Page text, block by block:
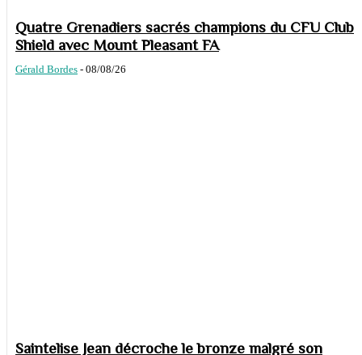
Quatre Grenadiers sacrés champions du CFU Club
Shield avec Mount Pleasant FA
Gérald Bordes - 08/08/26
Saintelise Jean décroche le bronze malgré son